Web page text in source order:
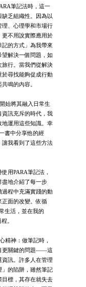
筆記法時，這一
乏組織性。因為以
理、心理學和市場行
更不用說實際應用於
的方式」為我帶來
解決一個問題，如
旅行。當我們從解決
於尋找能夠促成行動
鳴的內容。
始將其融入日常生
資訊充斥的時代，我
地運用這些知識。幸
書中分享他的經
讓我看到了這些方法
用PARA筆記法，
盡地介紹了每一步
過程中充滿實踐的動
正面的改變。依循
生活，並在我的
。
精神：做筆記時，
更關鍵的問題——這
訊。許多人在管理
」的陷阱，雖然筆記
目標，其存在就失去